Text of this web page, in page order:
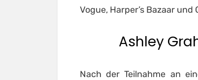
Vogue, Harper’s Bazaar und
Ashley
Nach der Teilnahme an